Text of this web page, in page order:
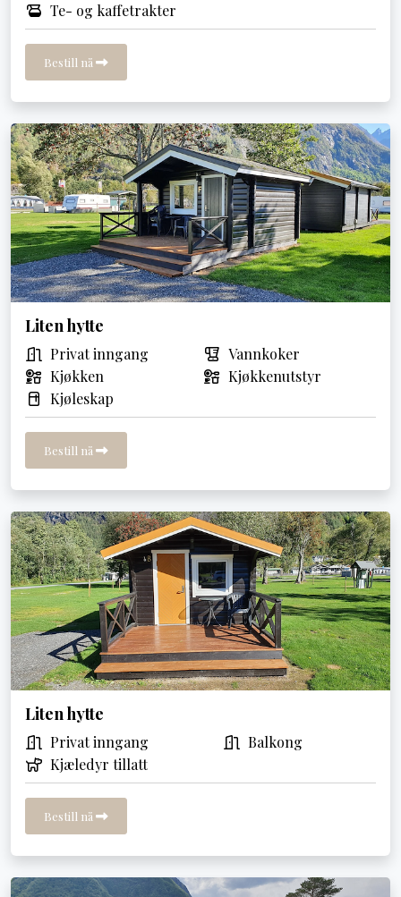
Te- og kaffetrakter
Bestill nå
Liten hytte
Privat inngang
Vannkoker
Kjøkken
Kjøkkenutstyr
Kjøleskap
Bestill nå
Liten hytte
Privat inngang
Balkong
Kjæledyr tillatt
Bestill nå